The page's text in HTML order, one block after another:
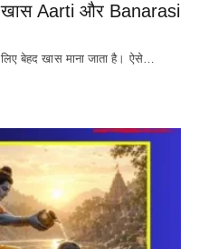
खास Aarti और Banarasi
बेहद खास माना जाता है। ऐसे…